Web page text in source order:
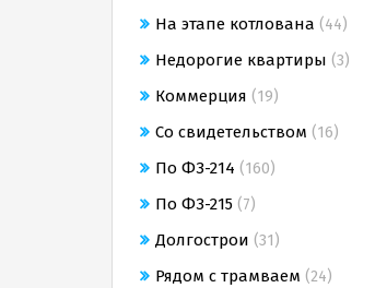
На этапе котлована (44)
Недорогие квартиры (3)
Коммерция (19)
Со свидетельством (16)
По ФЗ-214 (160)
По ФЗ-215 (7)
Долгострои (31)
Рядом с трамваем (24)